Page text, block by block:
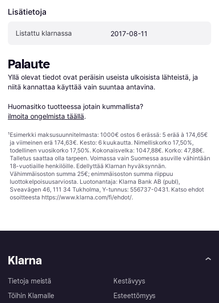
Lisätietoja
Listattu klarnassa 2017-08-11
Palaute
Yllä olevat tiedot ovat peräisin useista ulkoisista lähteistä, ja
niitä kannattaa käyttää vain suuntaa antavina.
Huomasitko tuotteessa jotain kummallista?
ilmoita ongelmista täällä.
¹Esimerkki maksusuunnitelmasta: 1000€ ostos 6 erässä: 5 erää à 174,65€
ja viimeinen erä 174,63€. Kesto: 6 kuukautta. Nimelliskorko 17,50%,
todellinen vuosikorko 17,50%. Kokonaisvelka: 1047,88€. Korko: 47,88€.
Talletus saattaa olla tarpeen. Voimassa vain Suomessa asuville vähintään
18-vuotiaille henkilöille. Edellyttää Klarnan hyväksynnän.
Vähimmäisoston summa 25€; enimmäisoston summa riippuu
luottokelpoisuusarviosta. Luotonantaja: Klarna Bank AB (publ),
Sveavägen 46, 111 34 Tukholma, Y-tunnus: 556737-0431. Katso ehdot
osoitteesta https://www.klarna.com/fi/ehdot/.
Klarna
Tietoja meistä
Töihin Klarnalle
Kestävyys
Esteettömyys